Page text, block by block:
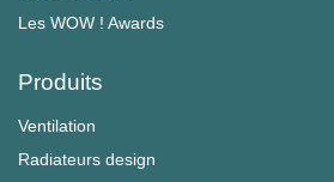
Les WOW ! Awards
Produits
Ventilation
Radiateurs design